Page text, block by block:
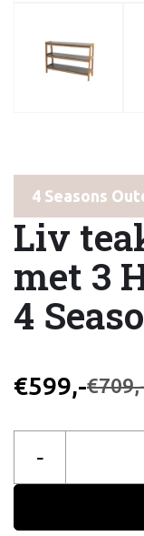
4 Seasons
Liv
met 3
4
€599,-
-